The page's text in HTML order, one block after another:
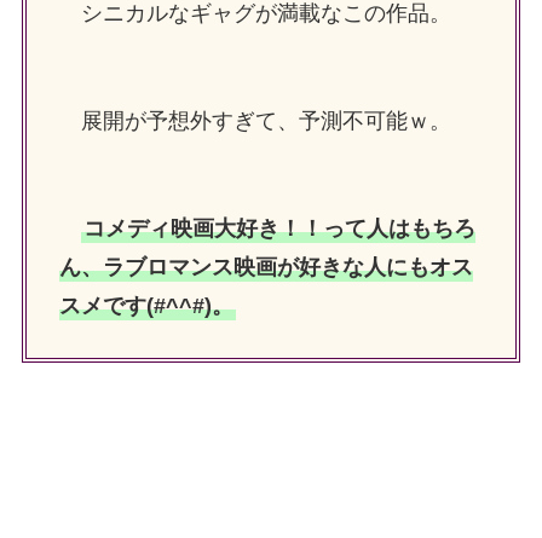
シニカルなギャグが満載なこの作品。
展開が予想外すぎて、予測不可能ｗ。
コメディ映画大好き！！って人はもちろ
ん、ラブロマンス映画が好きな人にもオス
スメです(#^^#)。